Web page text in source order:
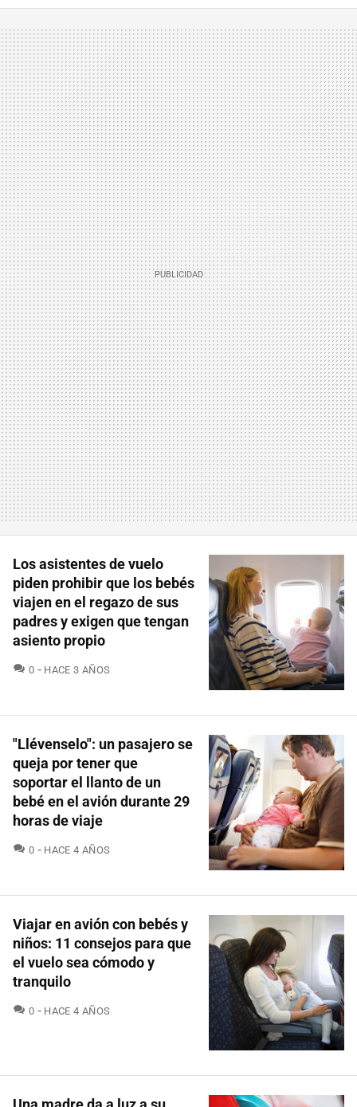
Los asistentes de vuelo
piden prohibir que los bebés
viajen en el regazo de sus
padres y exigen que tengan
asiento propio
0 COMENTARIOS
HACE 3 AÑOS
"Llévenselo": un pasajero se
queja por tener que
soportar el llanto de un
bebé en el avión durante 29
horas de viaje
0 COMENTARIOS
HACE 4 AÑOS
Viajar en avión con bebés y
niños: 11 consejos para que
el vuelo sea cómodo y
tranquilo
0 COMENTARIOS
HACE 4 AÑOS